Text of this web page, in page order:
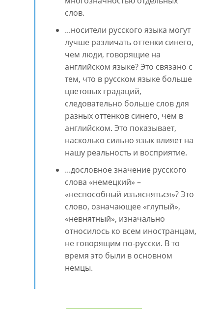
слов.
...носители русского языка могут
лучше различать оттенки синего,
чем люди, говорящие на
английском языке? Это связано с
тем, что в русском языке больше
цветовых градаций,
следовательно больше слов для
разных оттенков синего, чем в
английском. Это показывает,
насколько сильно язык влияет на
нашу реальность и восприятие.
...дословное значение русского
слова «немецкий» –
«неспособный изъясняться»? Это
слово, означающее «глупый»,
«невнятный», изначально
относилось ко всем иностранцам,
не говорящим по-русски. В то
время это были в основном
немцы.